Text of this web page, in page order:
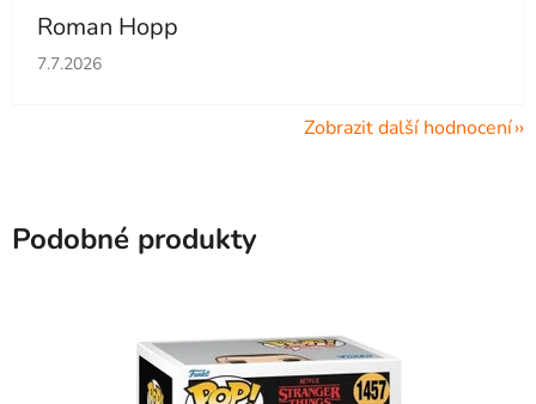
Roman Hopp
Hodnocení obchodu je 5 z 5 hvězdiček.
7.7.2026
Zobrazit další hodnocení
Podobné produkty